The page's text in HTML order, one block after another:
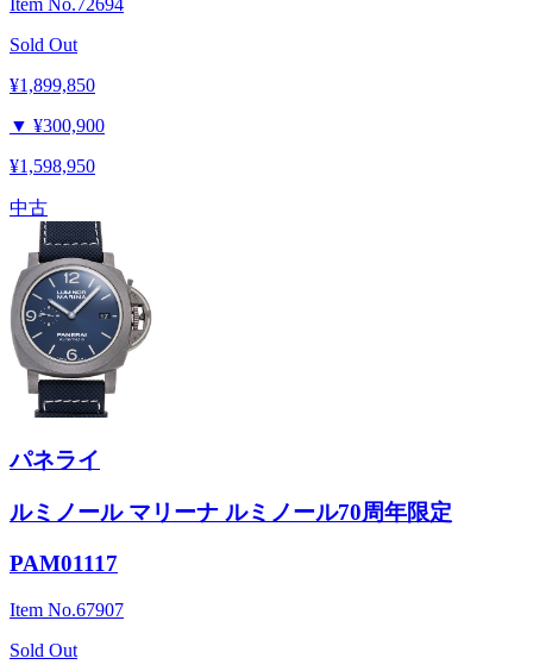
Item No.72694
Sold Out
¥1,899,850
▼ ¥300,900
¥1,598,950
中古
パネライ
ルミノール マリーナ ルミノール70周年限定
PAM01117
Item No.67907
Sold Out